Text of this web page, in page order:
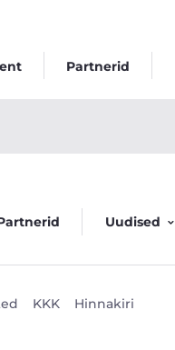
Partnerid
Uudised
KKK Hinnakiri